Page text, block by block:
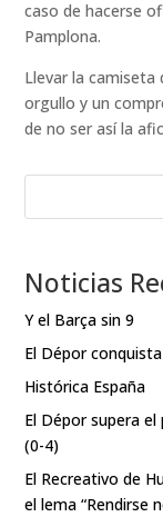
caso de hacerse
Pamplona.
Llevar la camiseta
orgullo y un
de no ser así la
Noticias
Y el Barça sin 9
El Dépor
Histórica España
El Dépor supera
(0-4)
El Recreativo de
el lema “Rendirse